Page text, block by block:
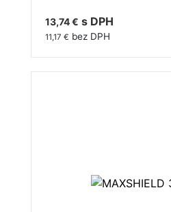
13,74 € s DPH
11,17 € bez DPH